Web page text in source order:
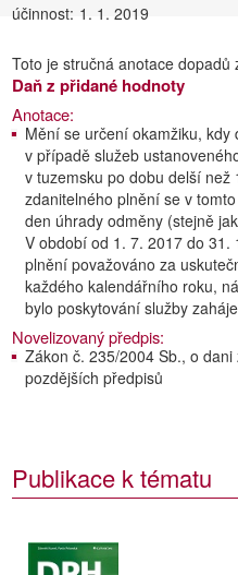
účinnost: 1. 1. 2019
Toto je stručná anotace dopadů
Daň z přidané hodnoty
Anotace:
Mění se určení okamžiku,
v případě služeb
v tuzemsku po dobu delší než
zdanitelného plnění se v
den úhrady odměny (stejně
V období od 1. 7. 2017 do
plnění považováno za
každého kalendářního roku,
bylo poskytování služby
Novelizovaný předpis:
Zákon č. 235/2004 Sb., o
pozdějších předpisů
Publikace k tématu